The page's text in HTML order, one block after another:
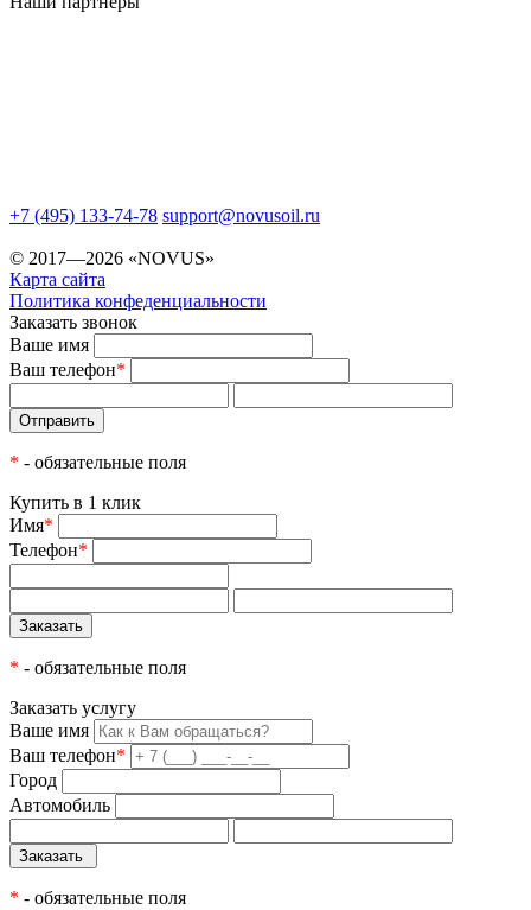
+7 (495) 133-74-78 support@novusoil.ru
© 2017—2026 «NOVUS»
Карта сайта
Политика конфеденциальности
Заказать звонок
Ваше имя
Ваш телефон*
* - обязательные поля
Купить в 1 клик
Имя*
Телефон*
* - обязательные поля
Заказать услугу
Ваше имя
Ваш телефон*
Город
Автомобиль
* - обязательные поля